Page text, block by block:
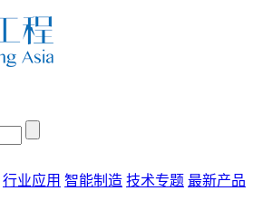
行业应用 智能制造 技术专题 最新产品